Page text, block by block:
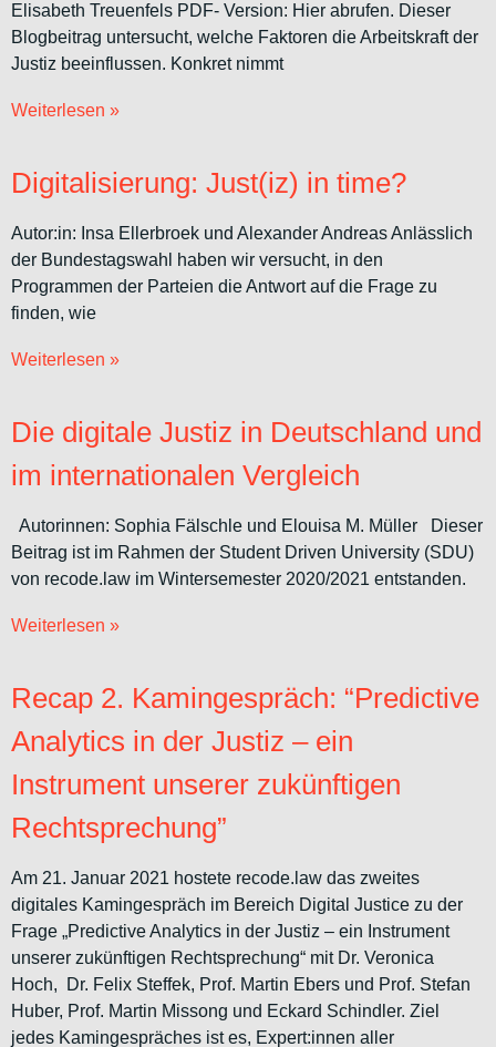
Elisabeth Treuenfels PDF- Version: Hier abrufen. Dieser
Blogbeitrag untersucht, welche Faktoren die Arbeitskraft der
Justiz beeinflussen. Konkret nimmt
Weiterlesen »
Digitalisierung: Just(iz) in time?
Autor:in: Insa Ellerbroek und Alexander Andreas Anlässlich
der Bundestagswahl haben wir versucht, in den
Programmen der Parteien die Antwort auf die Frage zu
finden, wie
Weiterlesen »
Die digitale Justiz in Deutschland und
im internationalen Vergleich
Autorinnen: Sophia Fälschle und Elouisa M. Müller Dieser
Beitrag ist im Rahmen der Student Driven University (SDU)
von recode.law im Wintersemester 2020/2021 entstanden.
Weiterlesen »
Recap 2. Kamingespräch: “Predictive
Analytics in der Justiz – ein
Instrument unserer zukünftigen
Rechtsprechung”
Am 21. Januar 2021 hostete recode.law das zweites
digitales Kamingespräch im Bereich Digital Justice zu der
Frage „Predictive Analytics in der Justiz – ein Instrument
unserer zukünftigen Rechtsprechung“ mit Dr. Veronica
Hoch, Dr. Felix Steffek, Prof. Martin Ebers und Prof. Stefan
Huber, Prof. Martin Missong und Eckard Schindler. Ziel
jedes Kamingespräches ist es, Expert:innen aller